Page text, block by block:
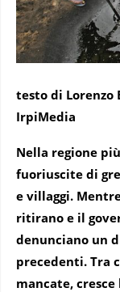
testo di Lorenzo
IrpiMedia
Nella regione
fuoriuscite di
e villaggi.
ritirano e il
denunciano un
precedenti. Tra
mancate,